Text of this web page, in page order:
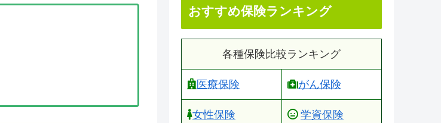
おすすめ保険ランキング
各種保険比較ランキング
医療保険 がん保険
女性保険 学資保険